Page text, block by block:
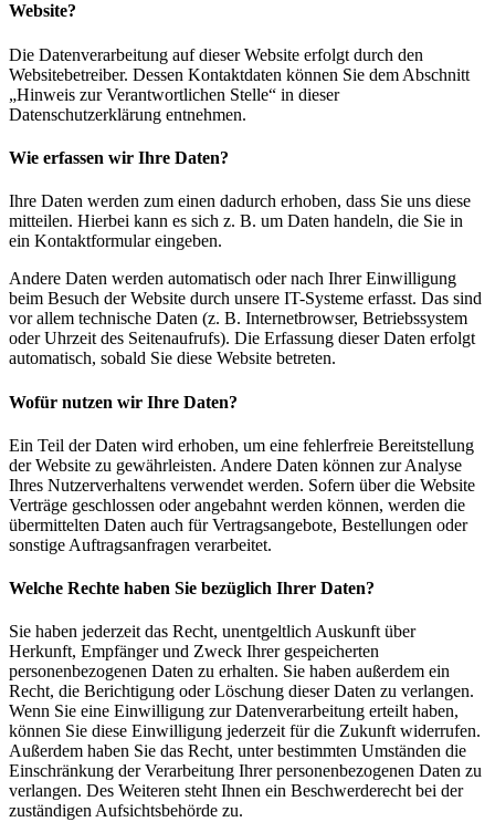
Website?
Die Datenverarbeitung auf dieser Website erfolgt durch den
Websitebetreiber. Dessen Kontaktdaten können Sie dem Abschnitt
„Hinweis zur Verantwortlichen Stelle“ in dieser
Datenschutzerklärung entnehmen.
Wie erfassen wir Ihre Daten?
Ihre Daten werden zum einen dadurch erhoben, dass Sie uns diese
mitteilen. Hierbei kann es sich z. B. um Daten handeln, die Sie in
ein Kontaktformular eingeben.
Andere Daten werden automatisch oder nach Ihrer Einwilligung
beim Besuch der Website durch unsere IT-Systeme erfasst. Das sind
vor allem technische Daten (z. B. Internetbrowser, Betriebssystem
oder Uhrzeit des Seitenaufrufs). Die Erfassung dieser Daten erfolgt
automatisch, sobald Sie diese Website betreten.
Wofür nutzen wir Ihre Daten?
Ein Teil der Daten wird erhoben, um eine fehlerfreie Bereitstellung
der Website zu gewährleisten. Andere Daten können zur Analyse
Ihres Nutzerverhaltens verwendet werden. Sofern über die Website
Verträge geschlossen oder angebahnt werden können, werden die
übermittelten Daten auch für Vertragsangebote, Bestellungen oder
sonstige Auftragsanfragen verarbeitet.
Welche Rechte haben Sie bezüglich Ihrer Daten?
Sie haben jederzeit das Recht, unentgeltlich Auskunft über
Herkunft, Empfänger und Zweck Ihrer gespeicherten
personenbezogenen Daten zu erhalten. Sie haben außerdem ein
Recht, die Berichtigung oder Löschung dieser Daten zu verlangen.
Wenn Sie eine Einwilligung zur Datenverarbeitung erteilt haben,
können Sie diese Einwilligung jederzeit für die Zukunft widerrufen.
Außerdem haben Sie das Recht, unter bestimmten Umständen die
Einschränkung der Verarbeitung Ihrer personenbezogenen Daten zu
verlangen. Des Weiteren steht Ihnen ein Beschwerderecht bei der
zuständigen Aufsichtsbehörde zu.